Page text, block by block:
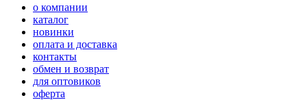
о компании
каталог
новинки
оплата и доставка
контакты
обмен и возврат
для оптовиков
оферта